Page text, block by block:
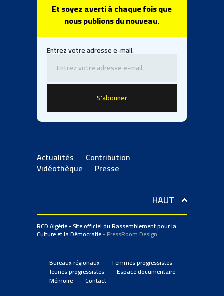
Et soyez averti à chaque fois que
nous publions du nouveau.
Entrez votre adresse e-mail.
Actualités Contribution
Vidéothèque Presse
HAUT
RCD Algérie - Site officiel du Rassemblement pour la
Culture et la Démocratie- PressRoom Design.
Bureaux régionaux Femmes progressistes
Jeunes progressistes Espace documentaire
Mémoire Contact